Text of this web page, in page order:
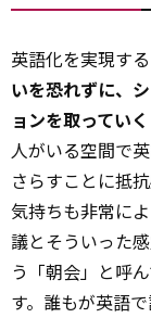
英語化を実現す
いを恐れずに、
ョンを取っていく
人がいる空間で
さらすことに抵
気持ちも非常に
議とそういった
う「朝会」と呼
す。誰もが英語